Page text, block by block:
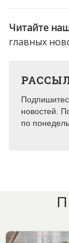
Читайте
главных
новостей.
по